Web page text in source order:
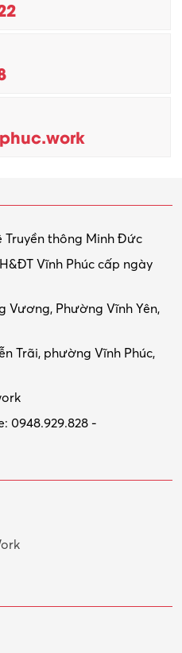
Truyền thông Minh Đức
Vĩnh Phúc cấp ngày
Vương, Phường Vĩnh Yên,
Trãi, phường Vĩnh Phúc,
0948.929.828 -